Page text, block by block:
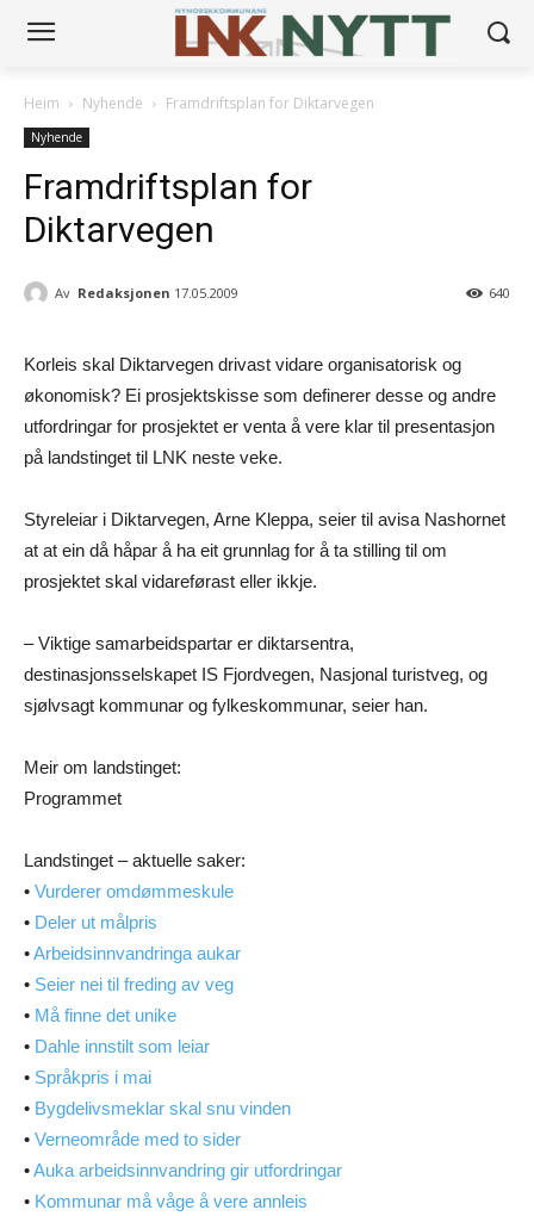
Heim Nyhende Framdriftsplan for Diktarvegen
Nyhende
Framdriftsplan for
Diktarvegen
Av Redaksjonen 17.05.2009 640
Korleis skal Diktarvegen drivast vidare organisatorisk og
økonomisk? Ei prosjektskisse som definerer desse og andre
utfordringar for prosjektet er venta å vere klar til presentasjon
på landstinget til LNK neste veke.
Styreleiar i Diktarvegen, Arne Kleppa, seier til avisa Nashornet
at at ein då håpar å ha eit grunnlag for å ta stilling til om
prosjektet skal vidareførast eller ikkje.
– Viktige samarbeidspartar er diktarsentra,
destinasjonsselskapet IS Fjordvegen, Nasjonal turistveg, og
sjølvsagt kommunar og fylkeskommunar, seier han.
Meir om landstinget:
Programmet
Landstinget – aktuelle saker:
• Vurderer omdømmeskule
• Deler ut målpris
•Arbeidsinnvandringa aukar
• Seier nei til freding av veg
• Må finne det unike
• Dahle innstilt som leiar
• Språkpris i mai
• Bygdelivsmeklar skal snu vinden
• Verneområde med to sider
•Auka arbeidsinnvandring gir utfordringar
• Kommunar må våge å vere annleis